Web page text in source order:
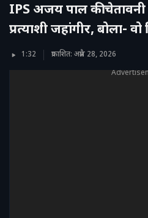
IPS अजय पाल की
प्रत्याशी जहांगीर, बोला-
1:32 प्रकाशित: अप्रैल 28, 2026